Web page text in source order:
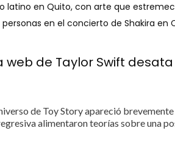
latino en Quito, con arte que
en el concierto de Shakira en
web de Taylor Swift
de Toy Story apareció
alimentaron teorías sobre una